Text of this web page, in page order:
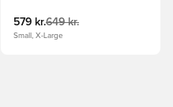
579 kr.649 kr.
Small, X-Large
eller tilmelde dig som